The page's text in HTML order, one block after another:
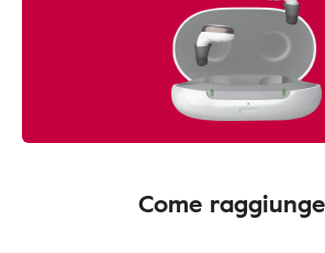
Come